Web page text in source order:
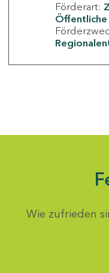
Förderart:
Öffentliche
Wie zufrieden